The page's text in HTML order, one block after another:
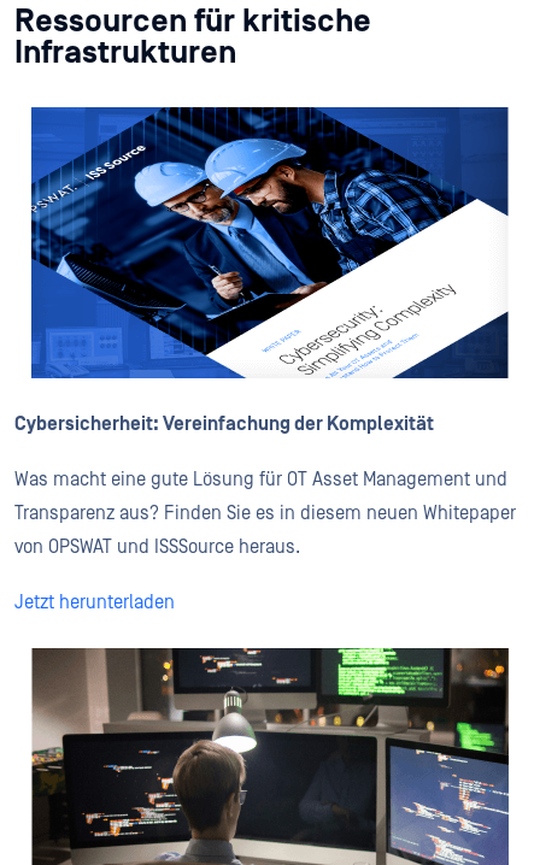
Ressourcen für kritische
Infrastrukturen
Cybersicherheit: Vereinfachung der Komplexität
Was macht eine gute Lösung für OT Asset Management und
Transparenz aus? Finden Sie es in diesem neuen Whitepaper
von OPSWAT und ISSSource heraus.
Jetzt herunterladen